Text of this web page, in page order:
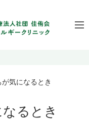
気になるとき
るとき